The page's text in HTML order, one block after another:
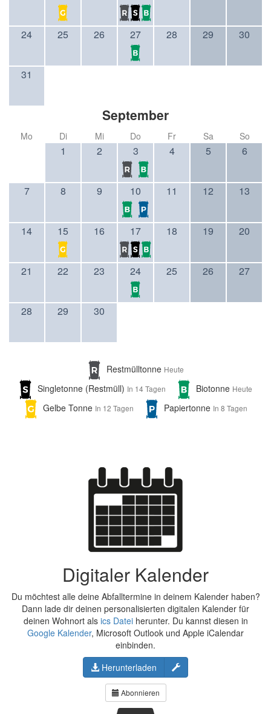
24 25 26 27 28 29 30
31
September
Mo Di Mi Do Fr Sa So
1 2 3 4 5 6
7 8 9 10 11 12 13
14 15 16 17 18 19 20
21 22 23 24 25 26 27
28 29 30
Restmülltonne Heute
Singletonne (Restmüll) In 14 Tagen Biotonne Heute
Gelbe Tonne In 12 Tagen Papiertonne In 8 Tagen
Digitaler Kalender
Du möchtest alle deine Abfalltermine in deinem Kalender haben?
Dann lade dir deinen personalisierten digitalen Kalender für
deinen Wohnort als ics Dateiherunter. Du kannst diesen in
Google Kalender, Microsoft Outlook und Apple iCalendar
einbinden.
Herunterladen
Konfigurieren
Abonnieren